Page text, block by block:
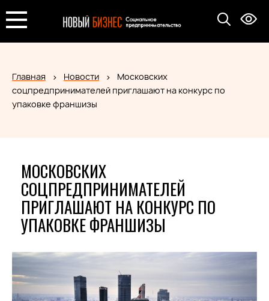
Главная Новости
Московских
соцпредпринимателей приглашают на конкурс по
упаковке франшизы
МОСКОВСКИХ
СОЦПРЕДПРИНИМАТЕЛЕЙ
ПРИГЛАШАЮТ НА КОНКУРС ПО
УПАКОВКЕ ФРАНШИЗЫ